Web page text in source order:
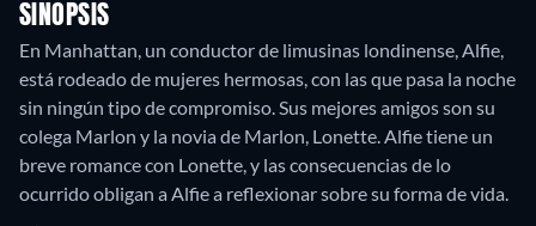
SINOPSIS
En Manhattan, un conductor de limusinas londinense, Alfie,
está rodeado de mujeres hermosas, con las que pasa la noche
sin ningún tipo de compromiso. Sus mejores amigos son su
colega Marlon y la novia de Marlon, Lonette. Alfie tiene un
breve romance con Lonette, y las consecuencias de lo
ocurrido obligan a Alfie a reflexionar sobre su forma de vida.